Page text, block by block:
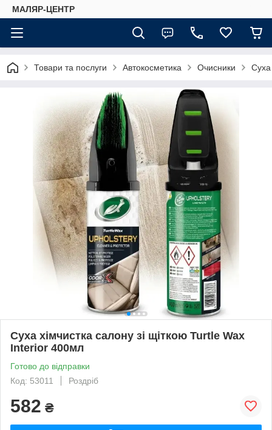
МАЛЯР-ЦЕНТР
Товари та послуги Автокосметика Очисники Суха
Суха хімчистка салону зі щіткою Turtle Wax
Interior 400мл
Готово до відправки
Код: 53011
Роздріб
582 ₴